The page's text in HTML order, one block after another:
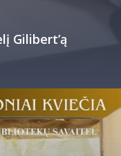
Gilibert’ą